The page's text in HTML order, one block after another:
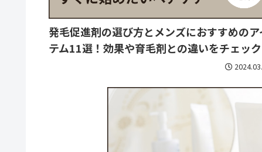
発毛促進剤の選び方とメンズにおすすめのア
テム11選！効果や育毛剤との違いをチェック